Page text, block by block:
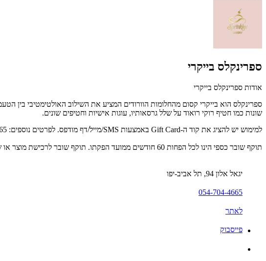
ספרינקלס בייקרי
אודות ספרינקלס בייקרי
ספרינקלס הוא בייקרי קסום מהחלומות הוורודים המציע את השילוב האולטימטיבי בין
שונות כמו חטיף רוקי רואוד על שלל גרסאותיו, עוגות אישיות וחטיפים שונים.
למימוש יש להציג את קוד ה-Gift Card באמצעות SMS/מייל/דף מודפס. לפרטים נוספים: 054-704-4665.
תוקף שובר כספי הינו לכל הפחות 60 חודשים ממועד הפקתו. תוקף שובר לרכישת מוצר או שירות מסויים יהיה לכל הפחות 24 חודשים ממועד הפקתו
יגאל אלון 94, תל אביב-יפו
054-704-4665
לאתר
פייסבוק